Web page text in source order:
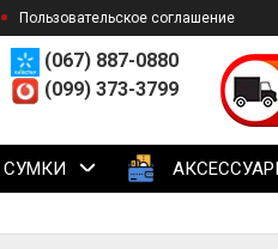
Пользовательское соглашение
(067) 887-0880
(099) 373-3799
СУМКИ